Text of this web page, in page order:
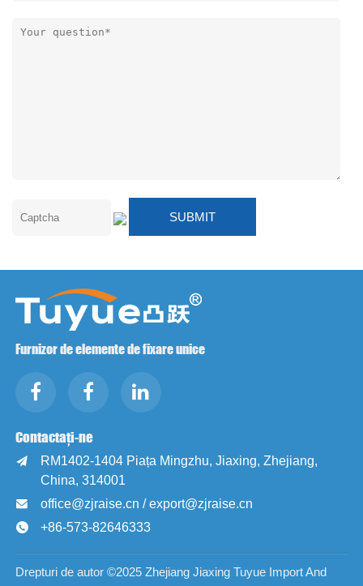
Furnizor de elemente de fixare unice
Contactați-ne

RM1402-1404 Piața Mingzhu, Jiaxing, Zhejiang,
China, 314001
 office@zjraise.cn / export@zjraise.cn
 +86-573-82646333
Drepturi de autor ©2025 Zhejiang Jiaxing Tuyue Import And